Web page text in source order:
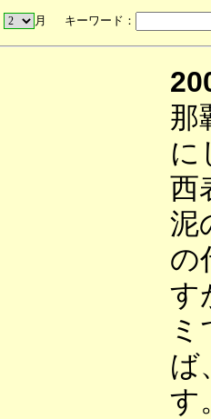
月 キーワード：
那
に
西
泥
の
す
ば
す